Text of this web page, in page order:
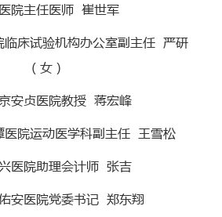
院主任医师 崔世军
临床试验机构办公室副主任 严研
（女）
安贞医院教授 蒋宏峰
医院运动医学科副主任 王雪松
医院助理会计师 张吉
安医院党委书记 郑东翔